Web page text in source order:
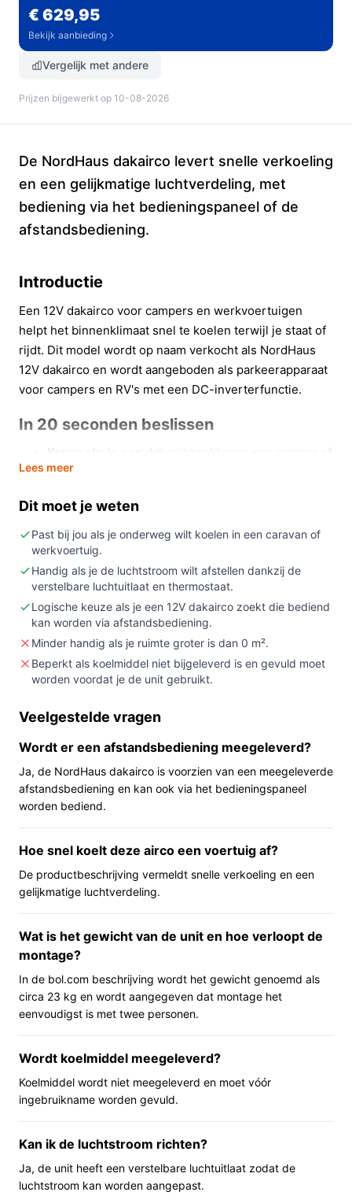
€ 629,95
Bekijk aanbieding
Vergelijk met andere
Prijzen bijgewerkt op 10-08-2026
De NordHaus dakairco levert snelle verkoeling
en een gelijkmatige luchtverdeling, met
bediening via het bedieningspaneel of de
afstandsbediening.
Introductie
Een 12V dakairco voor campers en werkvoertuigen
helpt het binnenklimaat snel te koelen terwijl je staat of
rijdt. Dit model wordt op naam verkocht als NordHaus
12V dakairco en wordt aangeboden als parkeerapparaat
voor campers en RV's met een DC-inverterfunctie.
In 20 seconden beslissen
Kopen als:
je een dakunit zoekt voor een camper of
werkbus die 12V-voeding ondersteunt en je
verschillende bedieningsmodi.
Niet kopen als:je exacte informatie nodig hebt
over voor welke oppervlakte of ruimtegrootte deze
unit geschikt is — die informatie ontbreekt en moet
gecontroleerd worden.
Belangrijkste check: controleer in de specificaties
of het koelmiddel is inbegrepen en of het
opgegeven vermogen/Voltage overeenkomt met
jouw voertuiginstallatie (titel vermeldt 12V en
1800W, specificaties vermelden 700 W en 6142
Wat je in de praktijk merkt
In gebruik biedt deze dakairco een op het dak
gemonteerde oplossing voor verkoeling in campers en
soortgelijke voertuigen. De unit heeft een verstelbare
luchtuitlaat en een instelbare thermostaat, waardoor je
de richting en temperatuur van de luchtstroom kunt
bepalen. Bediening kan via het bedieningspaneel of de
meegeleverde afstandsbediening. Volgens de
ontworpen voor gebruik onderweg.
Belangrijkste voordelen
De praktische pluspunten komen voort uit ontwerp en
Snelle koeling en DC-inverter: volgens de
productnaam is snelle koeling mogelijk en is een
DC-inverter aanwezig, wat praktisch is bij 12V-
Verstelbare luchtuitlaat en thermostaat: je kunt
comfort in de ruimte.
Lees meer
Dit moet je weten
Past bij jou als je onderweg wilt koelen in een caravan of
werkvoertuig.
Handig als je de luchtstroom wilt afstellen dankzij de
verstelbare luchtuitlaat en thermostaat.
Logische keuze als je een 12V dakairco zoekt die bediend
kan worden via afstandsbediening.
Minder handig als je ruimte groter is dan 0 m².
Beperkt als koelmiddel niet bijgeleverd is en gevuld moet
worden voordat je de unit gebruikt.
Veelgestelde vragen
Wordt er een afstandsbediening meegeleverd?
Ja, de NordHaus dakairco is voorzien van een meegeleverde
afstandsbediening en kan ook via het bedieningspaneel
worden bediend.
Hoe snel koelt deze airco een voertuig af?
De productbeschrijving vermeldt snelle verkoeling en een
gelijkmatige luchtverdeling.
Wat is het gewicht van de unit en hoe verloopt de
montage?
In de bol.com beschrijving wordt het gewicht genoemd als
circa 23 kg en wordt aangegeven dat montage het
eenvoudigst is met twee personen.
Wordt koelmiddel meegeleverd?
Koelmiddel wordt niet meegeleverd en moet vóór
ingebruikname worden gevuld.
Kan ik de luchtstroom richten?
Ja, de unit heeft een verstelbare luchtuitlaat zodat de
luchtstroom kan worden aangepast.